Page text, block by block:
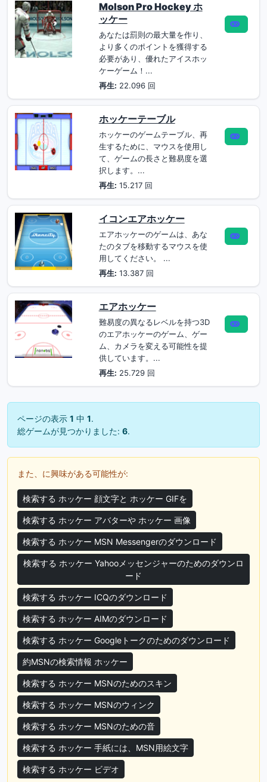
Molson Pro Hockey ホ
ッケー
あなたは罰則の最大量を作り、
より多くのポイントを獲得する
必要があり、優れたアイスホッ
ケーゲーム！...
再生: 22.096 回
ホッケーテーブル
ホッケーのゲームテーブル、再
生するために、マウスを使用し
て、ゲームの長さと難易度を選
択します。...
再生: 15.217 回
イコンエアホッケー
エアホッケーのゲームは、あな
たのタブを移動するマウスを使
用してください。 ...
再生: 13.387 回
エアホッケー
難易度の異なるレベルを持つ3D
のエアホッケーのゲーム、ゲー
ム、カメラを変える可能性を提
供しています。...
再生: 25.729 回
ページの表示 1 中 1.
総ゲームが見つかりました: 6.
また、に興味がある可能性が:
検索する ホッケー 顔文字と ホッケー GIFを
検索する ホッケー アバターや ホッケー 画像
検索する ホッケー MSN Messengerのダウンロード
検索する ホッケー Yahooメッセンジャーのためのダウンロ
ード
検索する ホッケー ICQのダウンロード
検索する ホッケー AIMのダウンロード
検索する ホッケー Googleトークのためのダウンロード
約MSNの検索情報 ホッケー
検索する ホッケー MSNのためのスキン
検索する ホッケー MSNのウィンク
検索する ホッケー MSNのための音
検索する ホッケー 手紙には、MSN用絵文字
検索する ホッケー ビデオ